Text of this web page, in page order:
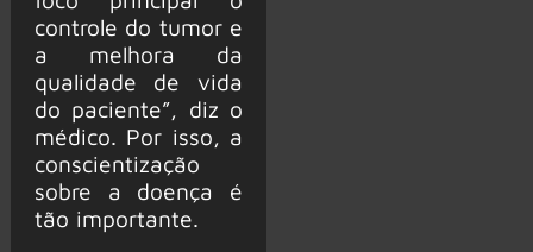
controle do tumor e
a melhora da
qualidade de vida
do paciente”, diz o
médico. Por isso, a
conscientização
sobre a doença é
tão importante.